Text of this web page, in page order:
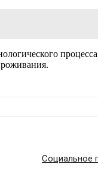
Социальное